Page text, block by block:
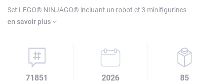
Set LEGO® NINJAGO® incluant un robot et 3 minifigurines
en savoir plus
71851 2026 85